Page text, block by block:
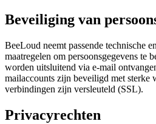
Beveiliging van
BeeLoud neemt passende technische
maatregelen om persoonsgegevens te
worden uitsluitend via e-mail
mailaccounts zijn beveiligd met sterke
verbindingen zijn versleuteld (SSL).
Privacyrechten